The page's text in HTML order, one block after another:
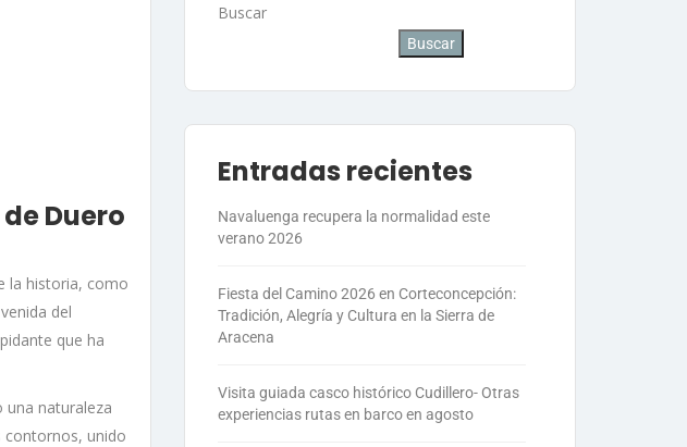
Duero
la historia, como
del
que ha
una naturaleza
contornos, unido
Buscar
Buscar
Entradas recientes
Navaluenga recupera la normalidad este
verano 2026
Fiesta del Camino 2026 en Corteconcepción:
Tradición, Alegría y Cultura en la Sierra de
Aracena
Visita guiada casco histórico Cudillero- Otras
experiencias rutas en barco en agosto